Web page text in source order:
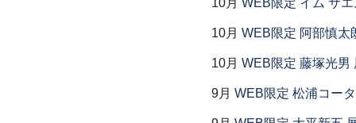
10月 WEB限定 イム サ
10月 WEB限定 阿部慎太
10月 WEB限定 藤塚光男
9月 WEB限定 松浦コー